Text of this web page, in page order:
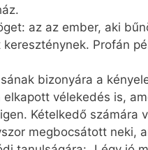
az az ember, aki
Profán
bizonyára a
vélekedés is,
Kételkedő
megbocsátott